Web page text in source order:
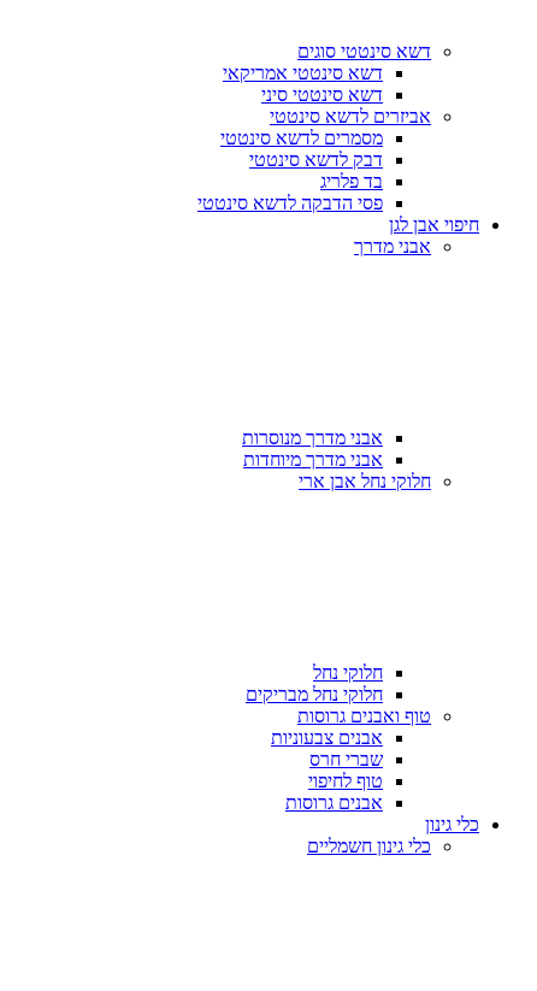
דשא סינטטי סוגים
דשא סינטטי אמריקאי
דשא סינטטי סיני
אביזרים לדשא סינטטי
מסמרים לדשא סינטטי
דבק לדשא סינטטי
בד פלריג
פסי הדבקה לדשא סינטטי
חיפוי אבן לגן
אבני מדרך
אבני מדרך מנוסרות
אבני מדרך מיוחדות
חלוקי נחל אבן ארי
חלוקי נחל
חלוקי נחל מבריקים
טוף ואבנים גרוסות
אבנים צבעוניות
שברי חרס
טוף לחיפוי
אבנים גרוסות
כלי גינון
כלי גינון חשמליים